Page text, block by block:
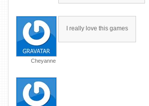
Cheyanne
I really love this games